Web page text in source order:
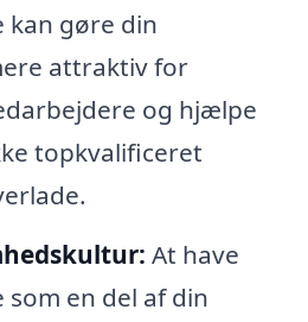
kan gøre din
attraktiv for
og hjælpe
topkvalificeret
At have
en del af din